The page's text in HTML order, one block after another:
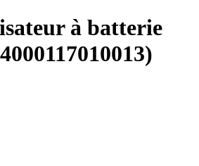
à batterie
4000117010013)